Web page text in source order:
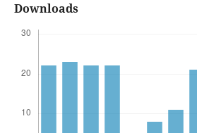
Downloads